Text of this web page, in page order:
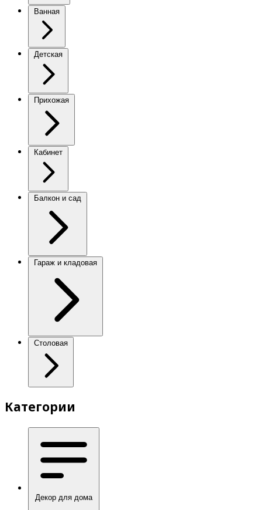
Ванная
Детская
Прихожая
Кабинет
Балкон и сад
Гараж и кладовая
Столовая
Категории
Декор для дома